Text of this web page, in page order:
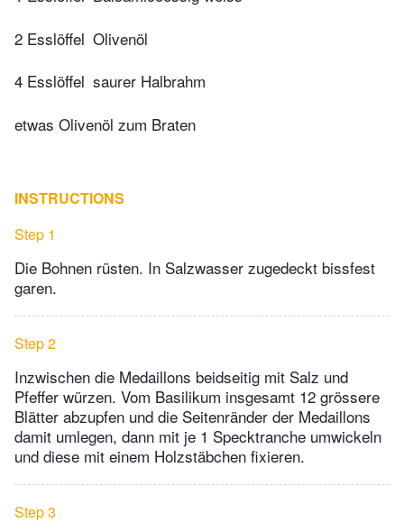
2 Esslöffel Olivenöl
4 Esslöffel saurer Halbrahm
etwas Olivenöl zum Braten
INSTRUCTIONS
Step 1
Die Bohnen rüsten. In Salzwasser zugedeckt bissfest
garen.
Step 2
Inzwischen die Medaillons beidseitig mit Salz und
Pfeffer würzen. Vom Basilikum insgesamt 12 grössere
Blätter abzupfen und die Seitenränder der Medaillons
damit umlegen, dann mit je 1 Specktranche umwickeln
und diese mit einem Holzstäbchen fixieren.
Step 3